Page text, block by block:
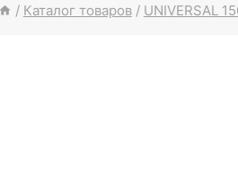
/ Каталог товаров / UNIVERSAL